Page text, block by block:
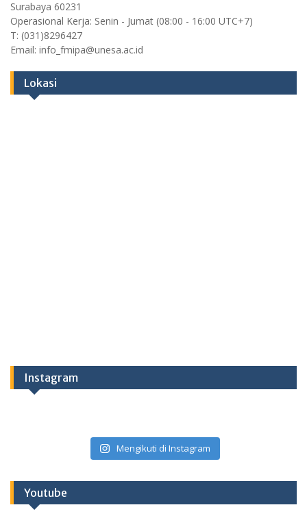
Surabaya 60231
Operasional Kerja: Senin - Jumat (08:00 - 16:00 UTC+7)
T: (031)8296427
Email: info_fmipa@unesa.ac.id
Lokasi
Instagram
Mengikuti di Instagram
Youtube